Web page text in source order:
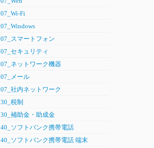
07_Wi-Fi
07_Windows
07_スマートフォン
07_セキュリティ
07_ネットワーク機器
07_メール
07_社内ネットワーク
30_税制
30_補助金・助成金
40_ソフトバンク携帯電話
40_ソフトバンク携帯電話 端末